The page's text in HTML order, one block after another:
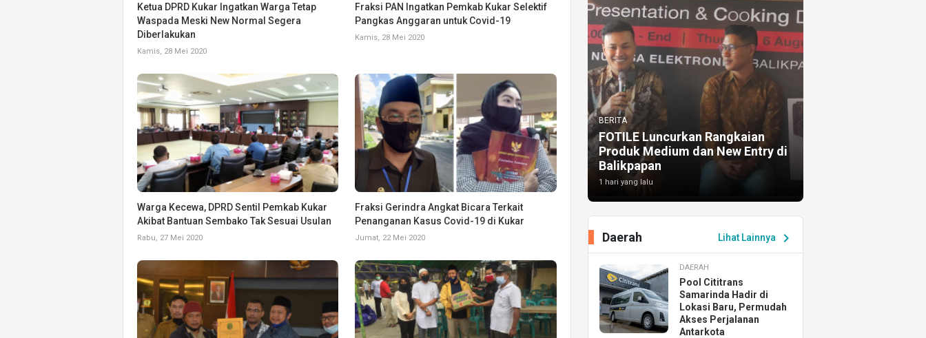
Ketua DPRD Kukar Ingatkan Warga Tetap
Waspada Meski New Normal Segera
Diberlakukan
Kamis, 28 Mei 2020
Fraksi PAN Ingatkan Pemkab Kukar Selektif
Pangkas Anggaran untuk Covid-19
Kamis, 28 Mei 2020
Warga Kecewa, DPRD Sentil Pemkab Kukar
Akibat Bantuan Sembako Tak Sesuai Usulan
Rabu, 27 Mei 2020
Fraksi Gerindra Angkat Bicara Terkait
Penanganan Kasus Covid-19 di Kukar
Jumat, 22 Mei 2020
BERITA
FOTILE Luncurkan Rangkaian
Produk Medium dan New Entry di
Balikpapan
1 hari yang lalu
Lihat Lainnya chevron_right
Daerah
DAERAH
Pool Cititrans
Samarinda Hadir di
Lokasi Baru, Permudah
Akses Perjalanan
Antarkota